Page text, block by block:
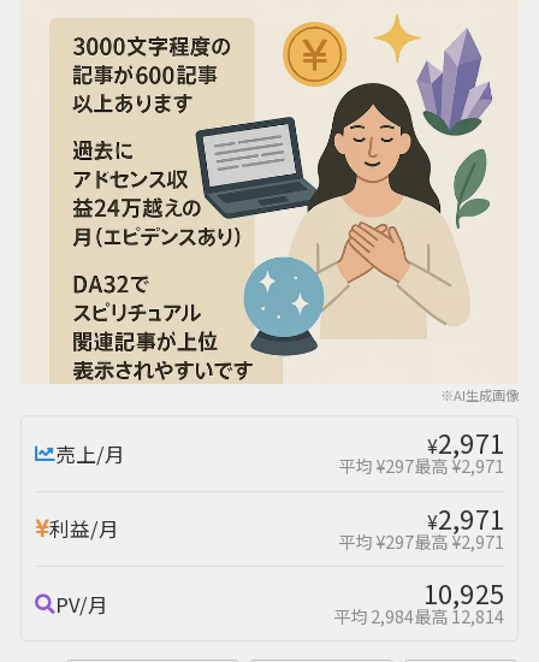
※AI生成画像
売上/月 ¥2,971
平均 ¥297最高 ¥2,971
利益/月 ¥2,971
平均 ¥297最高 ¥2,971
PV/月 10,925
平均 2,984最高 12,814